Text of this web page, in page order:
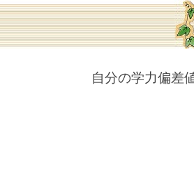
自分の学力偏差